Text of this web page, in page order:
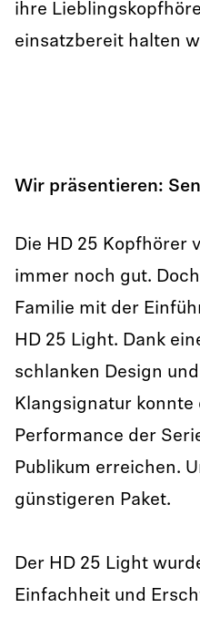
ihre
einsatzbereit halten
Wir präsentieren:
Die HD 25 Kopfhörer
immer noch gut.
Familie mit der
HD 25 Light. Dank
schlanken Design
Klangsignatur konnte
Performance der
Publikum erreichen.
günstigeren Paket.
Der HD 25 Light
Einfachheit und